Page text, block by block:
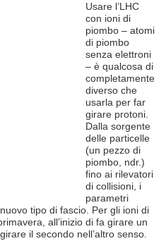
Usare l’LHC
con ioni di
piombo – atomi
di piombo
senza elettroni
– è qualcosa di
completamente
diverso che
usarla per far
girare protoni.
Dalla sorgente
delle particelle
(un pezzo di
piombo, ndr.)
fino ai rilevatori
di collisioni, i
parametri
tipo di fascio. Per gli ioni di
all’inizio di fa girare un
il secondo nell’altro senso.